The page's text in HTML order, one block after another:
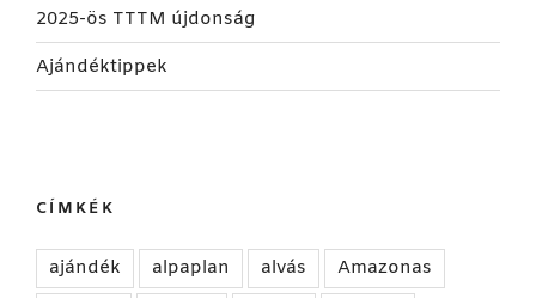
2025-ös TTTM újdonság
Ajándéktippek
CÍMKÉK
ajándék alpaplan alvás
Amazonas